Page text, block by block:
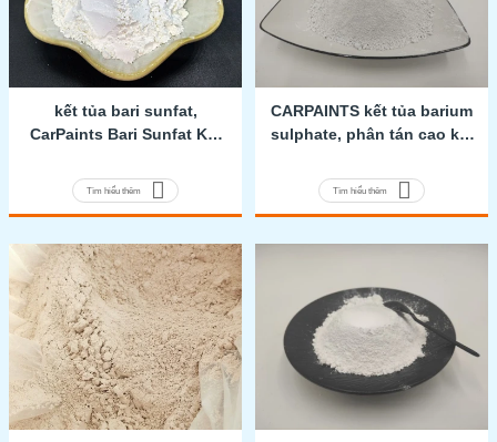
kết tủa bari sunfat,
CarPaints Bari Sunfat Kết
Cấp Nhựa
Tìm hiểu thêm
CARPAINTS kết tủa barium
sulphate, phân tán cao kết
tủa của barium sulfate
Tìm hiểu thêm